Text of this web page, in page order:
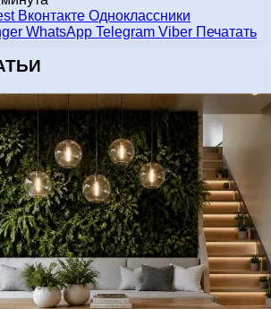
Вконтакте Одноклассники
WhatsApp Telegram Viber Печатать